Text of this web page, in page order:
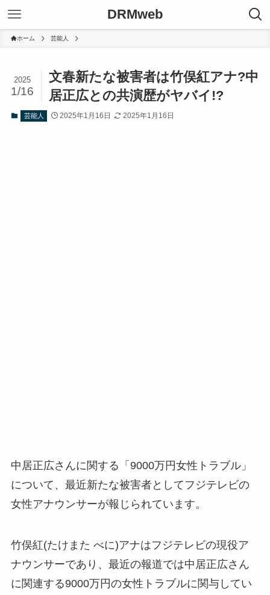
DRMweb
ホーム 芸能人
文春新たな被害者は竹俣紅アナ?中
居正広との共演歴がヤバイ!?
2025
1/16
芸能人 2025年1月16日 2025年1月16日
中居正広さんに関する「9000万円女性トラブル」
について、最近新たな被害者としてフジテレビの
女性アナウンサーが報じられています。
竹俣紅(たけまた べに)アナはフジテレビの現役ア
ナウンサーであり、最近の報道では中居正広さん
に関連する9000万円の女性トラブルに関与してい